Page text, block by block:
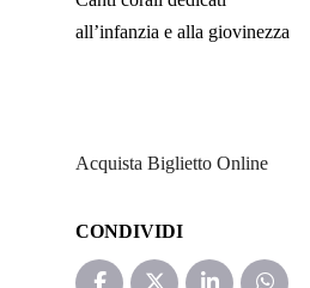
all’infanzia e alla giovinezza
Acquista Biglietto Online
CONDIVIDI